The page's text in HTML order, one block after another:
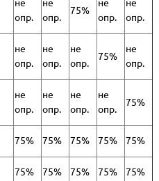
не
опр.
не
опр.
75%
не
опр.
не
опр.
не
опр.
не
опр.
не
опр.
75%
не
опр.
не
опр.
не
опр.
не
опр.
не
опр.
75%
75% 75% 75% 75% 75%
75% 75% 75% 75% 75%